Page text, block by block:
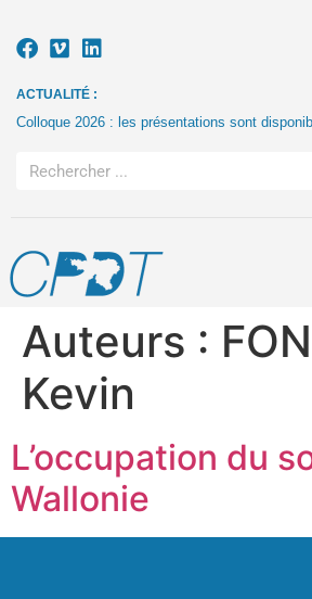
ACTUALITÉ :
Colloque 2026 : les présentations sont
Auteurs :
Kevin
L’occupation du
Wallonie